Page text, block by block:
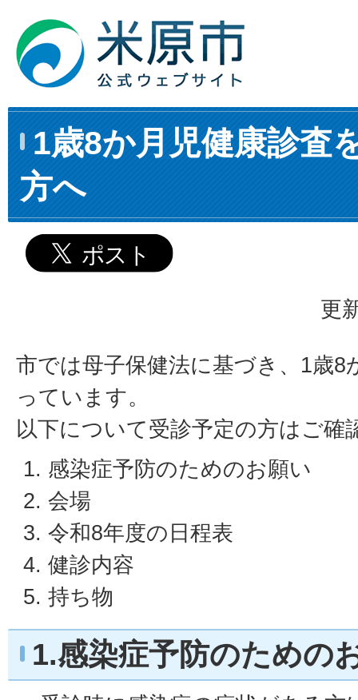
1歳8か月児健康診査
方へ
更
市では母子保健法に基づき、1歳8
っています。
以下について受診予定の方はご確
感染症予防のためのお願い
会場
令和8年度の日程表
健診内容
持ち物
1.感染症予防のための